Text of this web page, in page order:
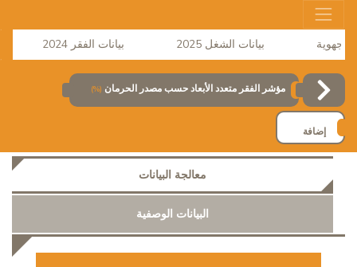
بيانات الشغل 2025 بيانات الفقر 2024
مؤشر الفقر متعدد الأبعاد حسب مصدر الحرمان (%)
إضافة
معالجة البيانات
البيانات الوصفية